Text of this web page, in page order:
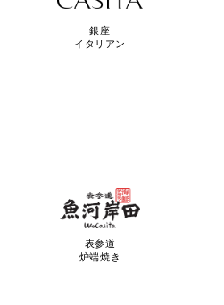
銀座
イタリアン
表参道
炉端焼き